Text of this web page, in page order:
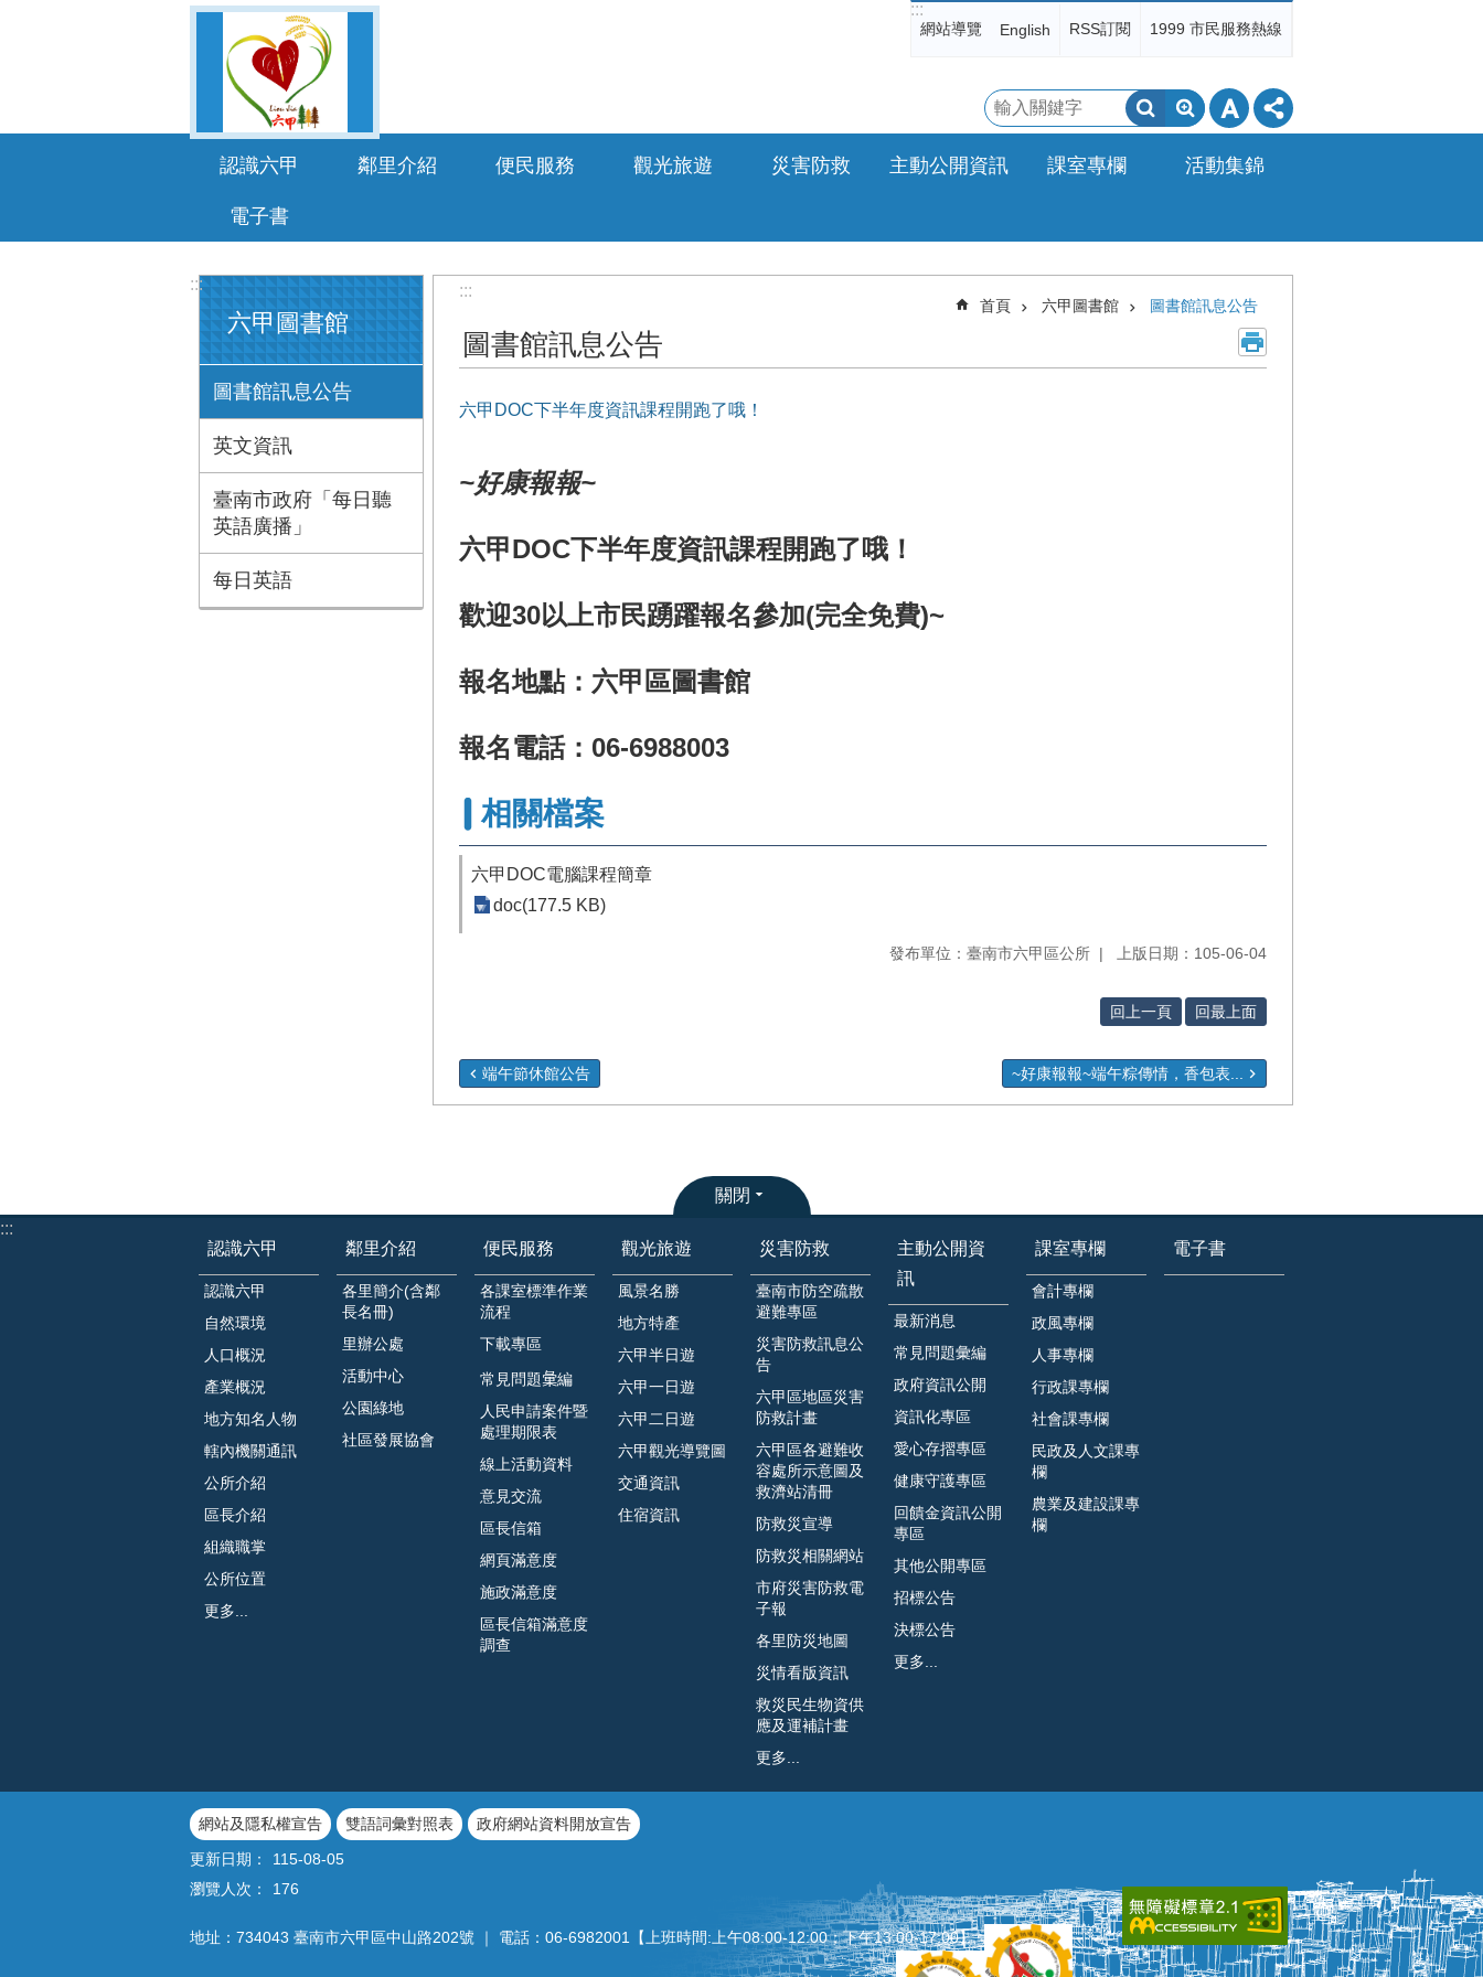
:::
網站導覽 English RSS訂閱 1999 市民服務熱線
搜
尋
認識六甲 鄰里介紹 便民服務 觀光旅遊 災害防救 主動公開資訊 課室專欄 活動集錦
電子書
:::
六甲圖書館
圖書館訊息公告
英文資訊
臺南市政府「每日聽
英語廣播」
每日英語
:::
首頁 六甲圖書館 圖書館訊息公告
圖書館訊息公告
六甲DOC下半年度資訊課程開跑了哦！
~好康報報~
六甲DOC下半年度資訊課程開跑了哦！
歡迎30以上市民踴躍報名參加(完全免費)~
報名地點：六甲區圖書館
報名電話：06-6988003
相關檔案
六甲DOC電腦課程簡章
doc(177.5 KB)
發布單位：臺南市六甲區公所 上版日期：105-06-04
回上一頁 回最上面
端午節休館公告 ~好康報報~端午粽傳情，香包表...
關閉
:::
認識六甲
認識六甲
自然環境
人口概況
產業概況
地方知名人物
轄內機關通訊
公所介紹
區長介紹
組織職掌
公所位置
更多...
鄰里介紹
各里簡介(含鄰
長名冊)
里辦公處
活動中心
公園綠地
社區發展協會
便民服務
各課室標準作業
流程
下載專區
常見問題𢑥編
人民申請案件暨
處理期限表
線上活動資料
意見交流
區長信箱
網頁滿意度
施政滿意度
區長信箱滿意度
調查
觀光旅遊
風景名勝
地方特產
六甲半日遊
六甲一日遊
六甲二日遊
六甲觀光導覽圖
交通資訊
住宿資訊
災害防救
臺南市防空疏散
避難專區
災害防救訊息公
告
六甲區地區災害
防救計畫
六甲區各避難收
容處所示意圖及
救濟站清冊
防救災宣導
防救災相關網站
市府災害防救電
子報
各里防災地圖
災情看版資訊
救災民生物資供
應及運補計畫
更多...
主動公開資
訊
最新消息
常見問題彙編
政府資訊公開
資訊化專區
愛心存摺專區
健康守護專區
回饋金資訊公開
專區
其他公開專區
招標公告
決標公告
更多...
課室專欄
會計專欄
政風專欄
人事專欄
行政課專欄
社會課專欄
民政及人文課專
欄
農業及建設課專
欄
電子書
網站及隱私權宣告 雙語詞彙對照表
政府網站資料開放宣告
更新日期：
115-08-05
瀏覽人次：
176
地址：734043 臺南市六甲區中山路202號 ｜ 電話：06‐6982001【上班時間:上午08:00‐12:00；下午13:00‐17:00】